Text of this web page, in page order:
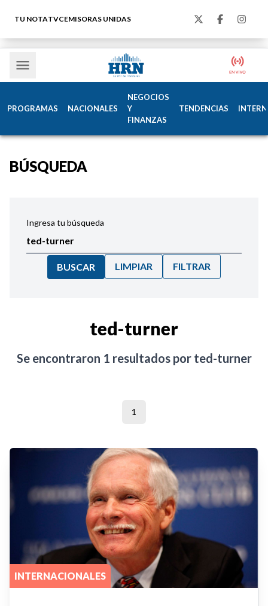
TU NOTATVCEMISORAS UNIDAS
PROGRAMAS NACIONALES
NEGOCIOS
Y
FINANZAS
TENDENCIAS
BÚSQUEDA
Ingresa tu búsqueda
BUSCAR LIMPIAR FILTRAR
ted-turner
Se encontraron 1 resultados por ted-turner
1
INTERNACIONALES